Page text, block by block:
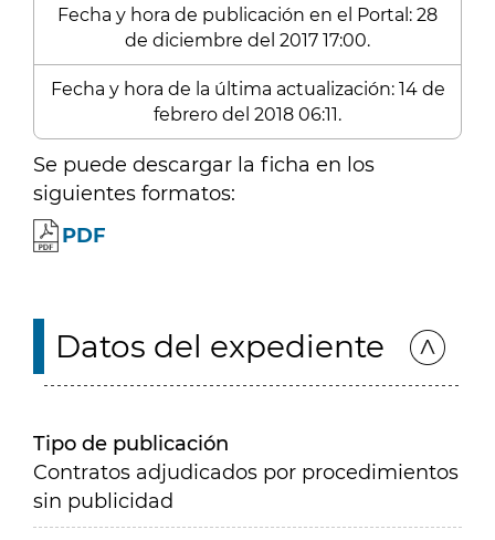
Fecha y hora de publicación en el Portal: 28
de diciembre del 2017 17:00.
Fecha y hora de la última actualización: 14 de
febrero del 2018 06:11.
Se puede descargar la ficha en los
siguientes formatos:
PDF
Datos del expediente
Tipo de publicación
Contratos adjudicados por procedimientos
sin publicidad